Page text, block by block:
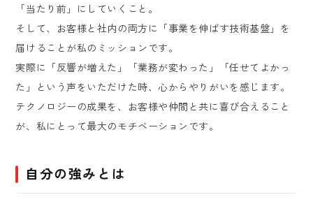
「当たり前」にしていくこと。
そして、お客様と社内の両方に「事業を伸ばす技術基盤」を
届けることが私のミッションです。
実際に「反響が増えた」「業務が変わった」「任せてよかっ
た」という声をいただけた時、心からやりがいを感じます。
テクノロジーの成果を、お客様や仲間と共に喜び合えること
が、私にとって最大のモチベーションです。
自分の強みとは